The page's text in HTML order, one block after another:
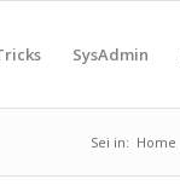
SysAdmin
Sei in: Home